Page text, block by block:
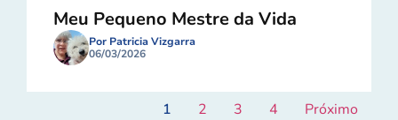
Meu Pequeno Mestre da Vida
Por Patricia Vizgarra
06/03/2026
1 2 3 4 Próximo